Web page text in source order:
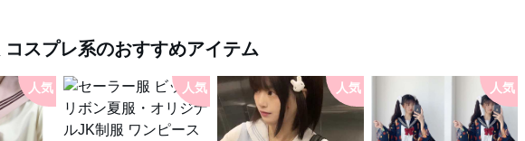
コスプレ系のおすすめアイテム
人気 人気 人気 人気